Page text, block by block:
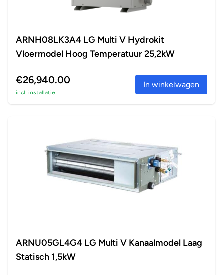
ARNH08LK3A4 LG Multi V Hydrokit
Vloermodel Hoog Temperatuur 25,2kW
€26,940.00
incl. installatie
In winkelwagen
ARNU05GL4G4 LG Multi V Kanaalmodel Laag
Statisch 1,5kW